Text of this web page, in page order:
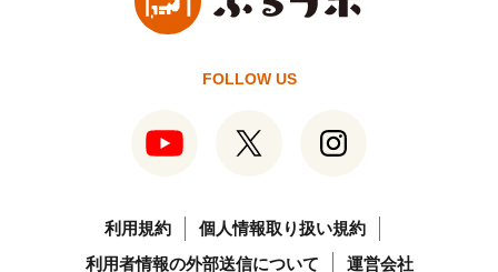
FOLLOW US
利用規約
個人情報取り扱い規約
利用者情報の外部送信について
運営会社